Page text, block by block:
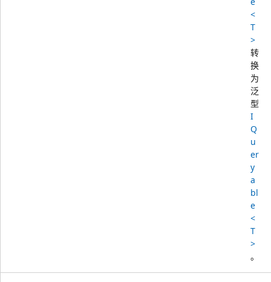
<
T
>
转
换
为
泛
型
I
Q
u
er
y
a
bl
e
<
T
>
。